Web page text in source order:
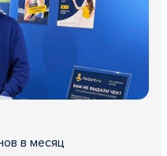
в месяц